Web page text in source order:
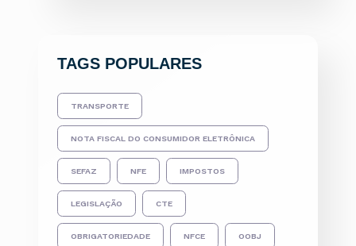
TAGS POPULARES
TRANSPORTE
NOTA FISCAL DO CONSUMIDOR ELETRÔNICA
SEFAZ NFE IMPOSTOS
LEGISLAÇÃO CTE
OBRIGATORIEDADE NFCE OOBJ